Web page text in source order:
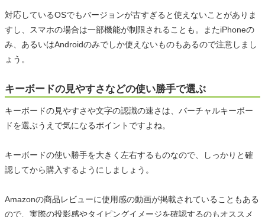
対応しているOSでもバージョンが古すぎると使えないことがありま
すし、スマホの場合は一部機能が制限されることも。またiPhoneの
み、あるいはAndroidのみでしか使えないものもあるので注意しまし
ょう。
キーボードの見やすさなどの使い勝手で選ぶ
キーボードの見やすさや文字の認識の速さは、バーチャルキーボー
ドを選ぶうえで気になるポイントですよね。
キーボードの使い勝手を大きく左右するものなので、しっかりと確
認してから購入するようにしましょう。
Amazonの商品レビューに使用感の動画が掲載されていることもある
ので、実際の投影感やタイピングイメージを確認するのもオススメ